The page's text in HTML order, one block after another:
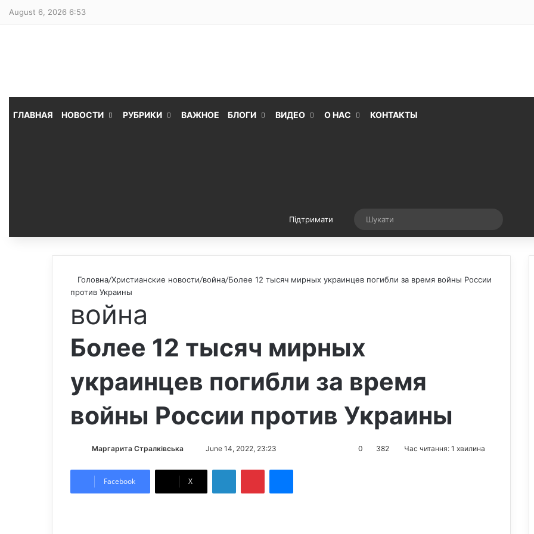
August 6, 2026 6:53
ГЛАВНАЯ НОВОСТИ РУБРИКИ ВАЖНОЕ БЛОГИ ВИДЕО О НАС КОНТАКТЫ
Підтримати Випадкова стаття
Головна/Христианские новости/война/Более 12 тысяч мирных украинцев погибли за время войны России
против Украины
война
Более 12 тысяч мирных
украинцев погибли за время
войны России против Украины
Маргарита Стралківська
n
d
June 14, 2022, 23:23 0 382 Час читання: 1 хвилина
Facebook X